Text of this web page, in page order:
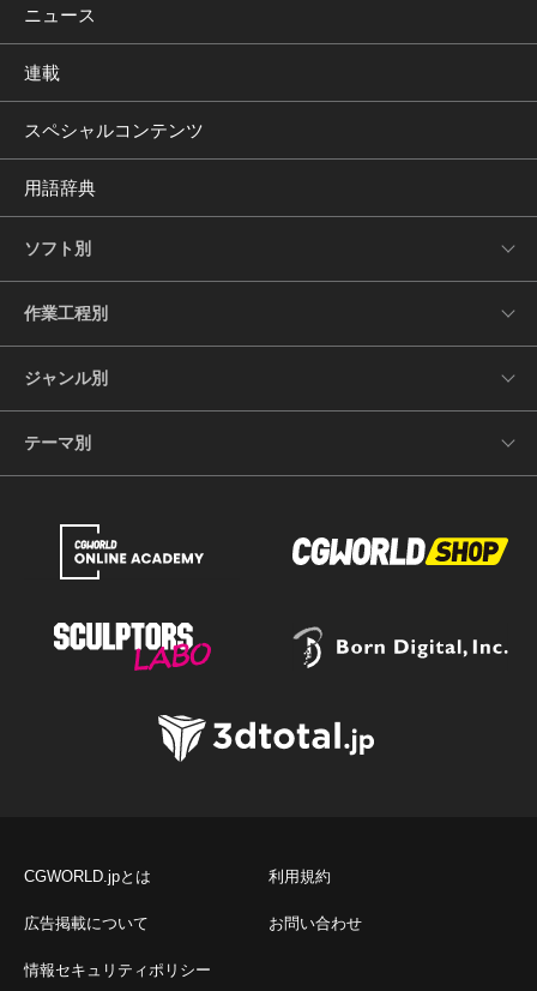
ニュース
連載
スペシャルコンテンツ
用語辞典
ソフト別
作業工程別
ジャンル別
テーマ別
CGWORLD.jpとは 利用規約
広告掲載について お問い合わせ
情報セキュリティポリシー